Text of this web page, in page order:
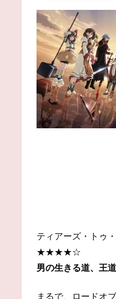
ティアーズ・トゥ
★★★★☆
男の生きる道、王
まるで、ロードオ